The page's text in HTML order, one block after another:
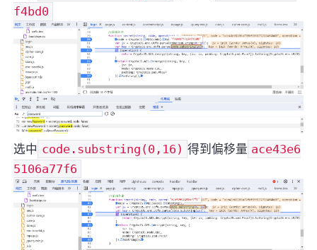
f4bd0
选中 code.substring(0,16) 得到偏移量 ace43e6
5106a77f6